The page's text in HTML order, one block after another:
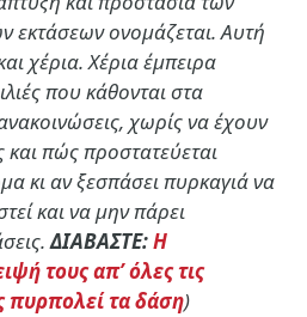
εκτάσεων ονομάζεται. Αυτή
χέρια. Χέρια έμπειρα
που κάθονται στα
χωρίς να έχουν
και πώς προστατεύεται
κι αν ξεσπάσει πυρκαγιά να
και να μην πάρει
ΔΙΑΒΑΣΤΕ:Η
τους απ’ όλες τις
πυρπολεί τα δάση)